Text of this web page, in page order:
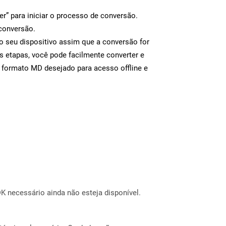
para iniciar o processo de conversão.
seu dispositivo assim que a conversão for
etapas, você pode facilmente converter e
MD desejado para acesso offline e
necessário ainda não esteja disponível.